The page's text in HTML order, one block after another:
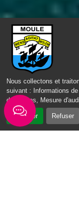
Nous collectons et
suivant :
Informations
des pages, Mesure
Accepter Refuser